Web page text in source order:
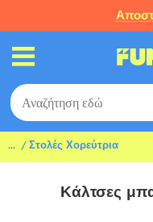
... Στολές Χορεύτρια
Κάλτσες